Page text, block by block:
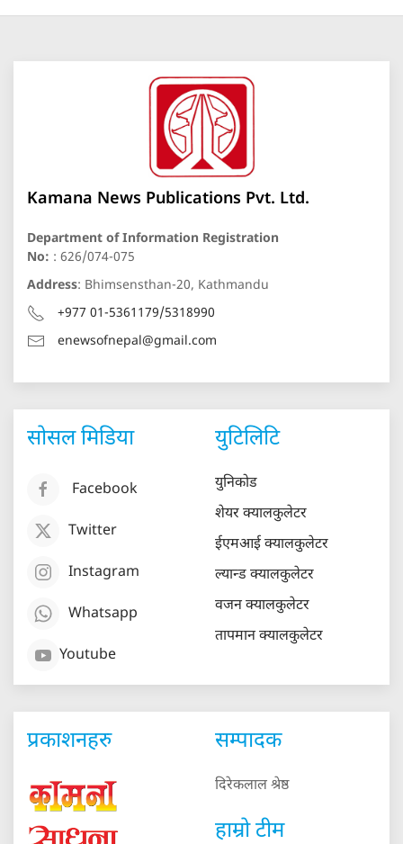
Kamana News Publications Pvt. Ltd.
Department of Information Registration
No: : 626/074-075
Address: Bhimsensthan-20, Kathmandu
+977 01-5361179/5318990
enewsofnepal@gmail.com
सोसल मिडिया
Facebook
Twitter
Instagram
Whatsapp
Youtube
युटिलिटि
युनिकोड
शेयर क्यालकुलेटर
ईएमआई क्यालकुलेटर
ल्यान्ड क्यालकुलेटर
वजन क्यालकुलेटर
तापमान क्यालकुलेटर
प्रकाशनहरु सम्पादक
दिरेकलाल श्रेष्ठ
हाम्रो टीम